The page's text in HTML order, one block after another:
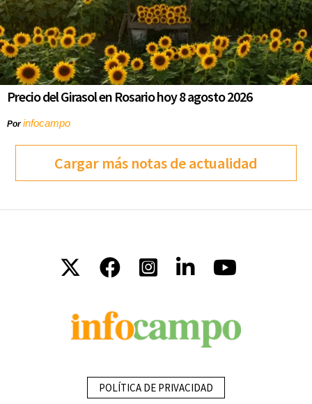
Precio del Girasol en Rosario hoy 8 agosto 2026
Porinfocampo
Cargar más notas de actualidad
POLÍTICA DE PRIVACIDAD